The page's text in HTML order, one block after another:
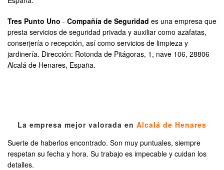
Tres Punto Uno - Compañía de Seguridad es una empresa que
presta servicios de seguridad privada y auxiliar como azafatas,
conserjería o recepción, así como servicios de limpieza y
jardinería. Dirección: Rotonda de Pitágoras, 1, nave 106, 28806
Alcalá de Henares, España.
La empresa mejor valorada en Alcalá de Henares
Suerte de haberlos encontrado. Son muy puntuales, siempre
respetan su fecha y hora. Su trabajo es impecable y cuidan los
detalles.